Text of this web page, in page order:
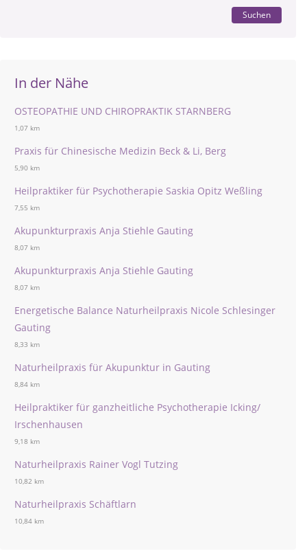
Suchen
In der Nähe
OSTEOPATHIE UND CHIROPRAKTIK STARNBERG
1,07 km
Praxis für Chinesische Medizin Beck & Li, Berg
5,90 km
Heilpraktiker für Psychotherapie Saskia Opitz Weßling
7,55 km
Akupunkturpraxis Anja Stiehle Gauting
8,07 km
Akupunkturpraxis Anja Stiehle Gauting
8,07 km
Energetische Balance Naturheilpraxis Nicole Schlesinger
Gauting
8,33 km
Naturheilpraxis für Akupunktur in Gauting
8,84 km
Heilpraktiker für ganzheitliche Psychotherapie Icking/
Irschenhausen
9,18 km
Naturheilpraxis Rainer Vogl Tutzing
10,82 km
Naturheilpraxis Schäftlarn
10,84 km